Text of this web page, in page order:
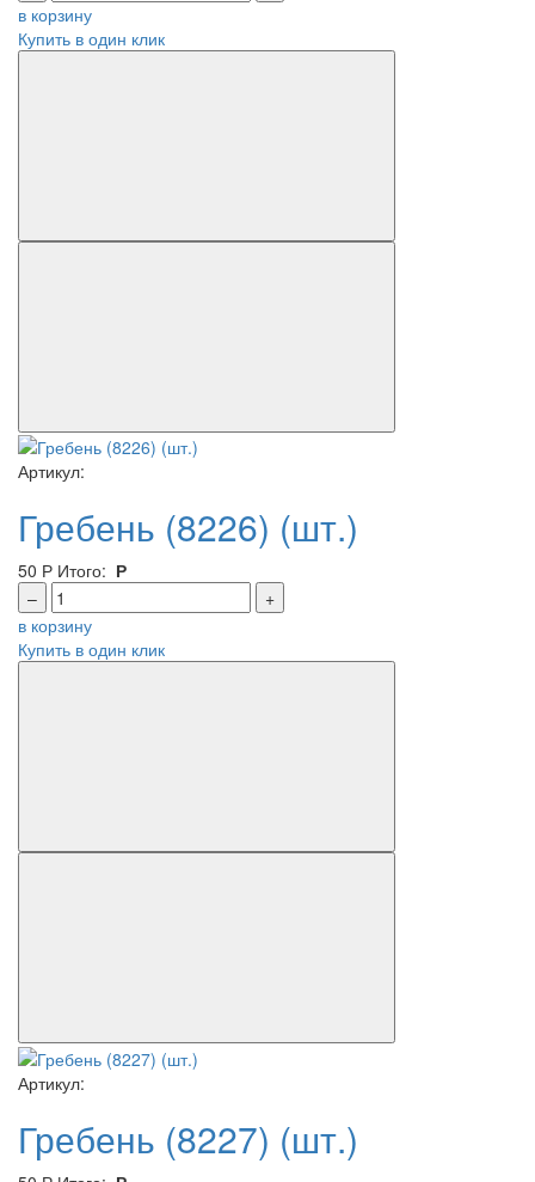
в корзину
Купить в один клик
Артикул:
Гребень (8226) (шт.)
50 Р Итого: Р
–
+
в корзину
Купить в один клик
Артикул:
Гребень (8227) (шт.)